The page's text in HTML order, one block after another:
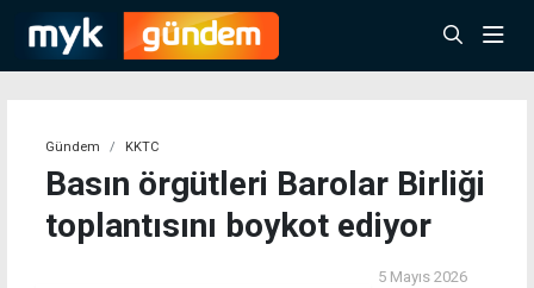
Gündem KKTC
Basın örgütleri Barolar Birliği
toplantısını boykot ediyor
5 Mayıs 2026